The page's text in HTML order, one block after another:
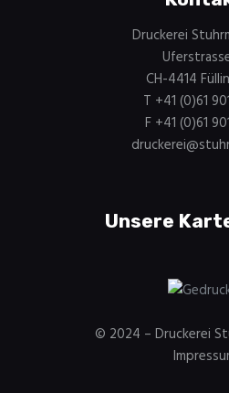
Druckerei
CH-4414
T +41 (0)61
F +41 (0)61
Unsere
© 2024 – Druckerei